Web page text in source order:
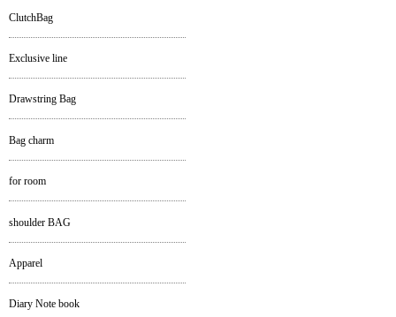
ClutchBag
Exclusive line
Drawstring Bag
Bag charm
for room
shoulder BAG
Apparel
Diary Note book